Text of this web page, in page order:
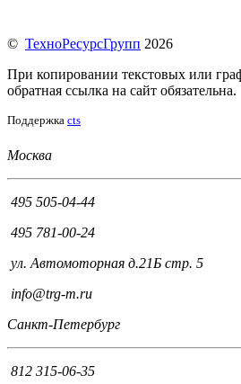
© ТехноРесурсГрупп 2026
При копировании текстовых или
обратная ссылка на сайт обязательна.
Поддержка cts
Москва
495 505-04-44
495 781-00-24
ул. Автомоторная д.21Б стр. 5
info@trg-m.ru
Санкт-Петербург
812 315-06-35